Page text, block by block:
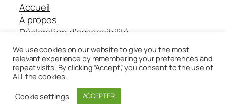
Accueil
À propos
Déclaration d’accessibilité
Boutique Helloasso
Twenty Twenty-Five
We use cookies on our website to give you the most
relevant experience by remembering your preferences and
repeat visits. By clicking “Accept”, you consent to the use of
ALL the cookies.
Cookie settings
ACCEPTER